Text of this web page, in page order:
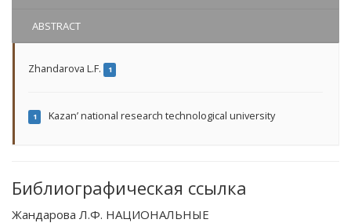
ABSTRACT
Zhandarova L.F. 1
1 Kazan’ national research technological university
Библиографическая ссылка
Жандарова Л.Ф. НАЦИОНАЛЬНЫЕ